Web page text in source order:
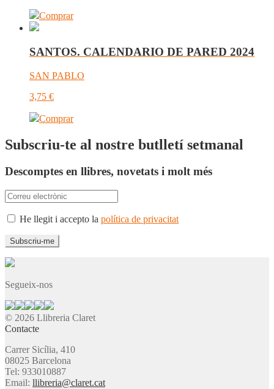
Comprar
SANTOS. CALENDARIO DE PARED 2024
SAN PABLO
3,75 €
Comprar
Subscriu-te al nostre butlletí setmanal
Descomptes en llibres, novetats i molt més
He llegit i accepto la política de privacitat
Segueix-nos
© 2026 Llibreria Claret
Contacte
Carrer Sicília, 410
08025 Barcelona
Tel: 933010887
Email: llibreria@claret.cat